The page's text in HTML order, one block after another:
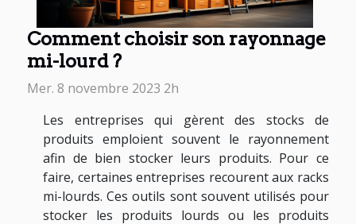
Comment choisir son rayonnage
mi-lourd ?
Mer. 8 novembre 2023 2h
Les entreprises qui gèrent des stocks de
produits emploient souvent le rayonnement
afin de bien stocker leurs produits. Pour ce
faire, certaines entreprises recourent aux racks
mi-lourds. Ces outils sont souvent utilisés pour
stocker les produits lourds ou les produits